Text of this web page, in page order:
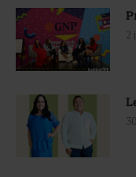
2